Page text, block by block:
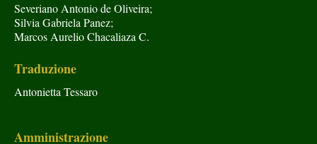
Severiano Antonio de Oliveira;
Silvia Gabriela Panez;
Marcos Aurelio Chacaliaza C.
Traduzione
Antonietta Tessaro
Amministrazione